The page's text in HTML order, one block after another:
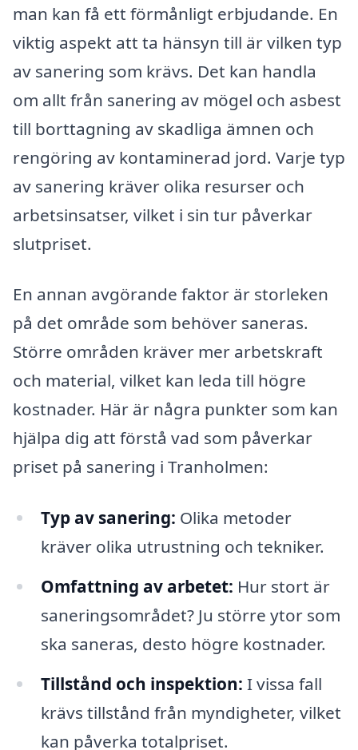
man kan få ett förmånligt erbjudande. En
viktig aspekt att ta hänsyn till är vilken typ
av sanering som krävs. Det kan handla
om allt från sanering av mögel och asbest
till borttagning av skadliga ämnen och
rengöring av kontaminerad jord. Varje typ
av sanering kräver olika resurser och
arbetsinsatser, vilket i sin tur påverkar
slutpriset.
En annan avgörande faktor är storleken
på det område som behöver saneras.
Större områden kräver mer arbetskraft
och material, vilket kan leda till högre
kostnader. Här är några punkter som kan
hjälpa dig att förstå vad som påverkar
priset på sanering i Tranholmen:
Typ av sanering: Olika metoder
kräver olika utrustning och tekniker.
Omfattning av arbetet: Hur stort är
saneringsområdet? Ju större ytor som
ska saneras, desto högre kostnader.
Tillstånd och inspektion: I vissa fall
krävs tillstånd från myndigheter, vilket
kan påverka totalpriset.